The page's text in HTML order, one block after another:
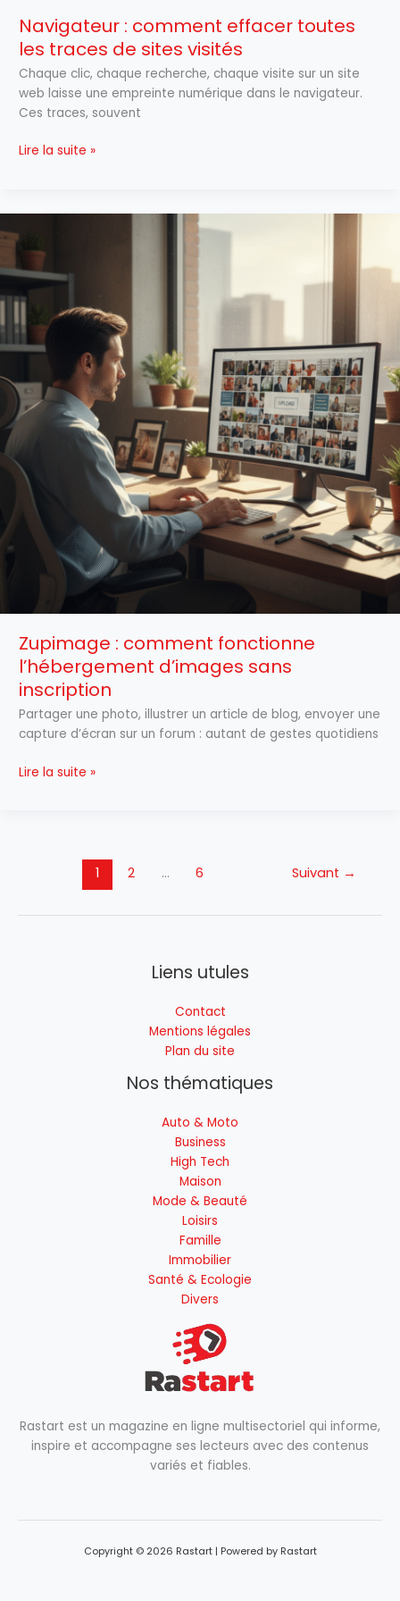
Navigateur : comment effacer toutes
les traces de sites visités
Chaque clic, chaque recherche, chaque visite sur un site
web laisse une empreinte numérique dans le navigateur.
Ces traces, souvent
Lire la suite »
Zupimage : comment fonctionne
l’hébergement d’images sans
inscription
Partager une photo, illustrer un article de blog, envoyer une
capture d’écran sur un forum : autant de gestes quotidiens
:
comment
fonctionne
l’hébergement
d’images
sans
inscription
Lire la suite »
1 2 … 6 Suivant →
Liens utules
Contact
Mentions légales
Plan du site
Nos thématiques
Auto & Moto
Business
High Tech
Maison
Mode & Beauté
Loisirs
Famille
Immobilier
Santé & Ecologie
Divers
Rastart est un magazine en ligne multisectoriel qui informe,
inspire et accompagne ses lecteurs avec des contenus
variés et fiables.
Copyright © 2026 Rastart | Powered by Rastart